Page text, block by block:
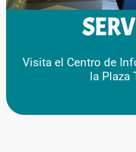
Visita el Centro de
la Plaza